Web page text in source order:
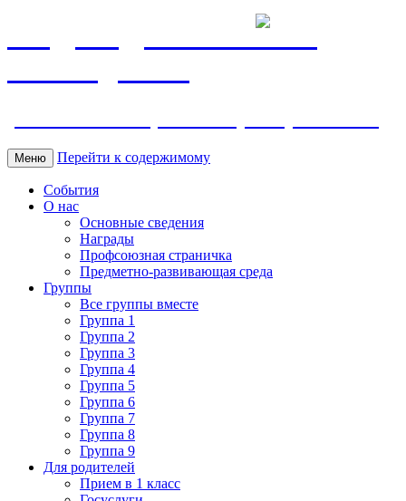
МБДОУ ДС "Калинка"
Меню Перейти к содержимому
События
О нас
Основные сведения
Награды
Профсоюзная страничка
Предметно-развивающая среда
Группы
Все группы вместе
Группа 1
Группа 2
Группа 3
Группа 4
Группа 5
Группа 6
Группа 7
Группа 8
Группа 9
Для родителей
Прием в 1 класс